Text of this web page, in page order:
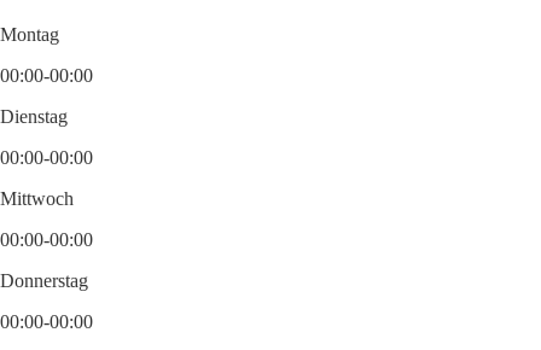
Montag
00:00-00:00
Dienstag
00:00-00:00
Mittwoch
00:00-00:00
Donnerstag
00:00-00:00